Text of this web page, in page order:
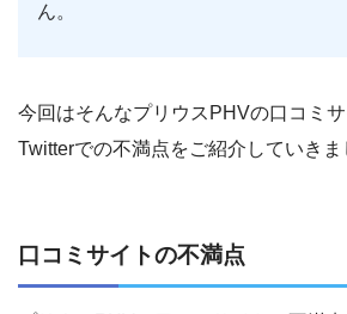
ん。
今回はそんなプリウスPHVの口コミサ
Twitterでの不満点をご紹介していきま
口コミサイトの不満点